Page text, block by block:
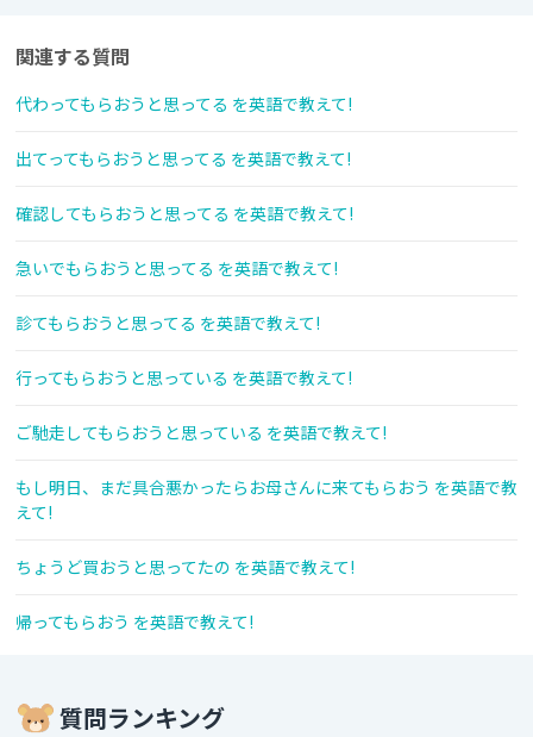
関連する質問
代わってもらおうと思ってる を英語で教えて!
出てってもらおうと思ってる を英語で教えて!
確認してもらおうと思ってる を英語で教えて!
急いでもらおうと思ってる を英語で教えて!
診てもらおうと思ってる を英語で教えて!
行ってもらおうと思っている を英語で教えて!
ご馳走してもらおうと思っている を英語で教えて!
もし明日、まだ具合悪かったらお母さんに来てもらおう を英語で教
えて!
ちょうど買おうと思ってたの を英語で教えて!
帰ってもらおう を英語で教えて!
質問ランキング